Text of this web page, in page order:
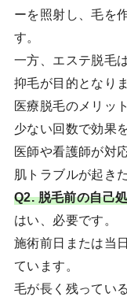
ーを照射し、毛を
す。
一方、エステ脱毛
抑毛が目的となりま
医療脱毛のメリット
少ない回数で効果
医師や看護師が対
肌トラブルが起き
Q2. 脱毛前の自己
はい、必要です。
施術前日または当
ています。
毛が長く残っている